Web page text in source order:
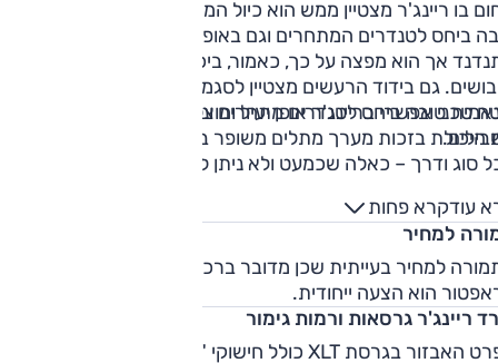
בו ריינג'ר מצטיין ממש הוא כיול המתלים: נוחות הנסיעה
ביחס לטנדרים המתחרים וגם באופן כללי. בעומס הוא מעט
אך הוא מפצה על כך, כאמור, ביכולת ספיגה מרשימה של
גם בידוד הרעשים מצטיין לסגמנט. אל אלה מצטרפת
טובה ביחס לטנדרים מתחרים ונוחות נסיעה טובה גם
טכני אפשרי בריינג'ר אופן יעיל ומוצלח. גרסת 'ראפטור'
היכולת בזכות מערך מתלים משופר בהרבה. מדובר בטורף
סוג ודרך – כאלה שכמעט ולא ניתן למצוא.
עודקרא פחות
למחיר
למחיר בעייתית שכן מדובר ברכב יקר בהרבה
הוא הצעה ייחודית.
ריינג'ר גרסאות ורמות גימור